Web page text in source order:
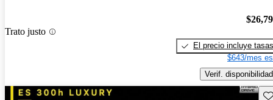
Trato justo
El precio incluye tasas
$643/mes
Verif. disponibilidad